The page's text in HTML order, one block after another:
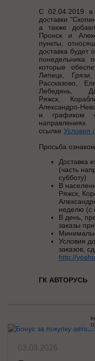
С 02.04.2019 в
доставки
а также
Пронск и
пункты,
доставка будет
понедельника
которые
Липецк,
Рассказово,
Лебедянь,
Ряжск,
Александро-
и графиком
ссылке Условия
Просьба
Доставка
(часть
субботу)
В
Ряжск,
неделю (с
В день,
заказы
Условия
заказов,
http://
ГК АВТОРУСЬ
03.08.2026